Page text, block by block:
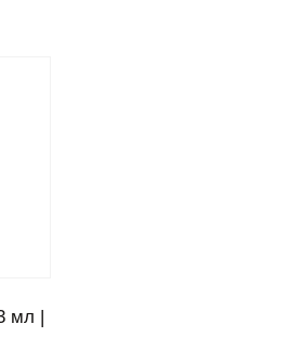
мл |